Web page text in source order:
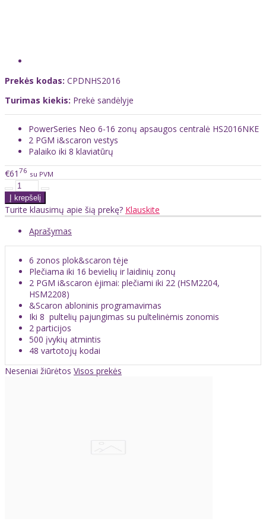
Prekės kodas: CPDNHS2016
Turimas kiekis: Prekė sandėlyje
PowerSeries Neo 6-16 zonų apsaugos centralė HS2016NKE
2 PGM i&scaron vestys
Palaiko iki 8 klaviatūrų
€61 76 su PVM
Turite klausimų apie šią prekę? Klauskite
Aprašymas
6 zonos plok&scaron tėje
Plečiama iki 16 bevielių ir laidinių zonų
2 PGM i&scaron ėjimai: plečiami iki 22 (HSM2204,
HSM2208)
&Scaron abloninis programavimas
Iki 8 pultelių pajungimas su pultelinėmis zonomis
2 particijos
500 įvykių atmintis
48 vartotojų kodai
Neseniai žiūrėtos Visos prekės